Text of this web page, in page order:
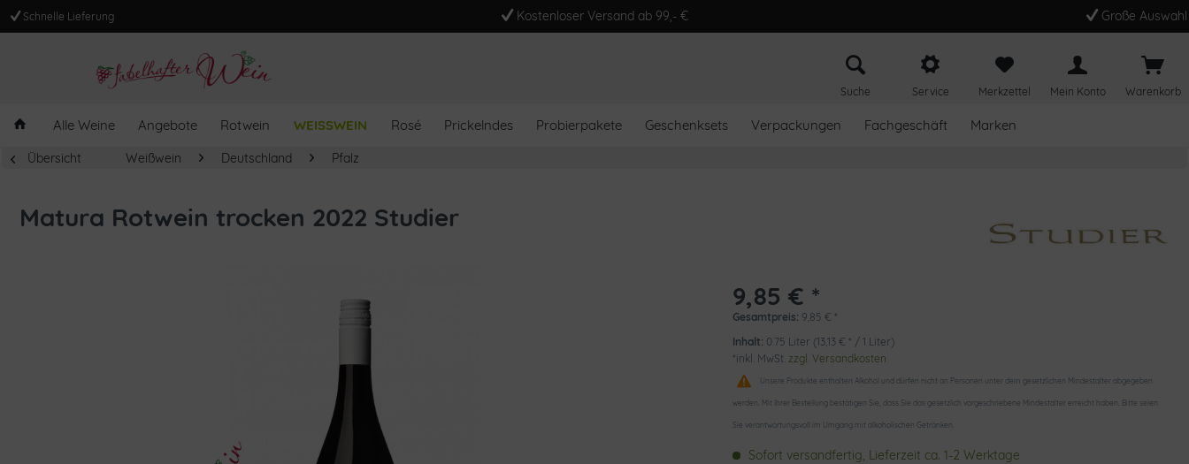
Schnelle Lieferung Kostenloser Versand ab 99,- € Große Auswahl
Suche Service Merkzettel Mein Konto Warenkorb
Alle Weine Angebote Rotwein WEISSWEIN Rosé Prickelndes Probierpakete Geschenksets Verpackungen Fachgeschäft Marken
Übersicht Weißwein Deutschland Pfalz
Matura Rotwein trocken 2022 Studier
9,85 € *
Gesamtpreis: 9,85 € *
Inhalt: 0.75 Liter (13,13 € * / 1 Liter)
*inkl. MwSt. zzgl. Versandkosten
Unsere Produkte enthalten Alkohol und dürfen nicht an Personen unter dem gesetzlichen Mindestalter abgegeben
werden. Mit Ihrer Bestellung bestätigen Sie, dass Sie das gesetzlich vorgeschriebene Mindestalter erreicht haben. Bitte seien
Sie verantwortungsvoll im Umgang mit alkoholischen Getränken.
Sofort versandfertig, Lieferzeit ca. 1-2 Werktage